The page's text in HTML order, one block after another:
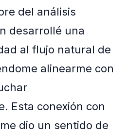
del análisis
desarrollé una
al flujo natural de
alinearme con
Esta conexión con
dio un sentido de